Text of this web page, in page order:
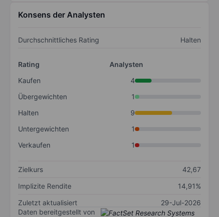
Konsens der Analysten
Durchschnittliches Rating Halten
Rating
Analysten
Kaufen
4
Übergewichten
1
Halten
9
Untergewichten
1
Verkaufen
1
Zielkurs
42,67
Implizite Rendite
14,91%
Zuletzt aktualisiert
29-Jul-2026
Daten bereitgestellt von